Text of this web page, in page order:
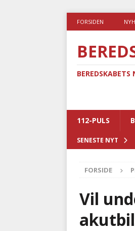
FORSIDEN
BEREDSKABETS
112-PULS
SENESTE NYT
FORSIDE
Vil